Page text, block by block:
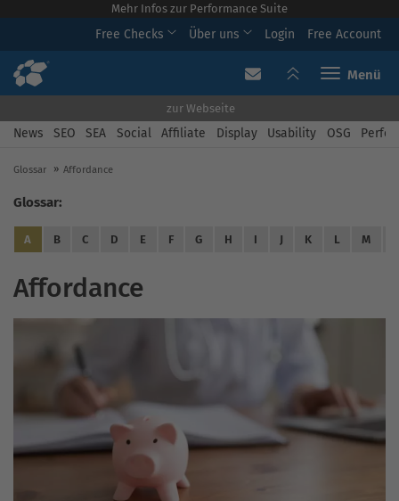
Mehr Infos zur Performance Suite
Free Checks Über uns Login Free Account
Toggle
zur Webseite
News SEO SEA Social Affiliate Display Usability OSG
Glossar Affordance
Glossar:
A B C D E F G H I J K L M
Affordance